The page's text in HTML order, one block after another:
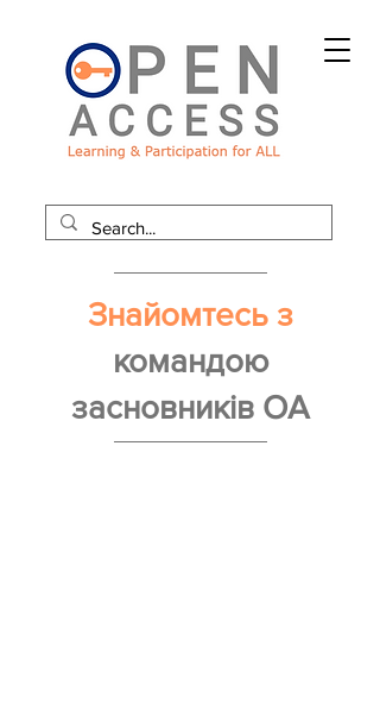
Знайомтесь з
командою
засновників OA